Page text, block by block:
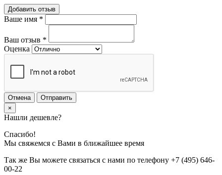
Добавить отзыв
Ваше имя *
Ваш отзыв *
Оценка
Отмена
Отправить
×
Нашли дешевле?
Спасибо!
Мы свяжемся с Вами в ближайшее время
Так же Вы можете связаться с нами по телефону +7 (495) 646-
00-22